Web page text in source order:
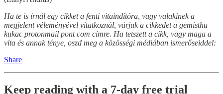
Ha te is írnál egy cikket a fenti vitaindítóra, vagy valakinek a
megjelent véleményével vitatkoznál, várjuk a cikkedet a gemisthu
kukac protonmail pont com címre. Ha tetszett a cikk, vagy maga a
vita és annak ténye, oszd meg a közösségi médiában ismerőseiddel:
Share
Keep reading with a 7-day free trial